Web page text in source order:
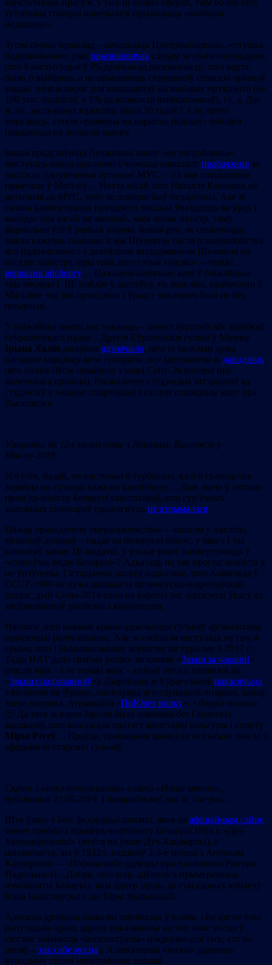
канстатаваць прагрэс у тых ці іншых сферах, тым болей што
тутэйшыя спікеры навучыліся прызнаваць «асобныя
недахопы».
Зусім свежы прыклад – начальніца Цэнтрвыбаркама, «птушка
паднявольная», ужо прызнаюшчая следам за сваім гаспадаром,
што Канстытуцыя ў РБ далёкая ад дасканаласці, што варта
было б выбіраць, а не прызначаць старшыняў сельскіх органаў
улады, знізіць парог для кандыдатаў на выбарах прэзідэнта (не
100 тыс. подпісаў, а 1% ад колькасці выбаршчыкаў), і г. д. Дзе
ж ты, заслужаная юрыстка, была 20 гадоў? Але, трэба
меркаваць, гэткія «размовы на карысць бедных» няблага
прадаюцца на знешнім рынку.
Іншая прадстаўніца Лукашэнкі нават «не пагрэбавала»
выступіць перад цыганамі з чымсьці накшталт прабачэння за
эксцэсы, дапушчаныя органамі МУС, – 23 мая спецыяльна
прыехала ў Магілёў… Нехта пісаў, што Наталля Качанава не
датычная да МУС, таму яе дэмарш быў недарэчны. Але ж
галава адміністрацыі прэзідэнта таксама ўваходзіць ва ўрад і
валодае там вагой не меншай, чым любы міністр, таму
фармальна ўсё ў рамках нормы. Іншая рэч, як стыкуюцца,
мякка кажучы, памылкі Ігара Шуневіча пасля (сама)забойства
яго падначаленага з далейшым знаходжаннем Шуневіча на
пасадзе міністра, пры тым, што гэтыя «касякі» – толькі
вяршыня айсбергу… Пажывем-пабачым: калі ў бліжэйшыя
тры месяцы І. Ш. пойдзе ў адстаўку, то, мажліва, прабачэнні ў
Магілёве «ад імя прэзідэнта і ўраду» насамрэч былі не без
шчырасці.
У бліжэйшы месяц нас чакаюць – замест еўрапейскіх заробкаў
і еўрапейскага права – Другія Еўрапейскія гульні ў Мінску.
Ірына Халіп дасціпна адзначыла, што іх талісман дужа
нагадвае карцінку-мем «упораты ліс» (аптымісты ж даводзяць,
што лісяня Лёсік прыйшло з казкі Сент-Экзюперы пра
маленькага прынца). Вызваленне студэнцкіх інтэрнатаў ад
студэнтаў у чаканні спартоўцаў і гасцей спарадзіла жарт пра
Выселясіка…
Упораты ліс (2-і злева) гуляе з Леніным; Выселясік у
Мінску-2019
Усё гэта, бадай, не настолькі б турбавала, калі б грамадства
зарабіла на гульнях важкую капейчыну… Дык яшчэ ў лютым
прэм’ер-міністр Беларусі канстатаваў, што сур’ёзных
замежных спонсараў прыцягнуць не атрымалася.
Цяжар правядзення «мерапрыемства» – коштам у дзясяткі
мільёнаў долараў – падае на беларускі бізнэс, у якога і так
клопатаў хапае. Ці выдаткі, у рэшце рэшт, канвертуюцца ў
«станоўчы імідж Беларусі»? Адказаць не так проста; асабіста я
не ўпэўнены. Гістарычны досвед падказвае, што Алімпіяда ў
СССР-1980 не дужа дапамагла брэжнеўска-андропаўскай
уладзе, дый Сочы-2014 адно на кароткі час адцягнулі ўвагу ад
злоўжыванняў расійскага кіраўніцтва.
Няблага, што кожнай краіне-удзельніцы гульняў арганізатары
прысвяцілі ролік-вітанне. Але ж собіла ім наступіць на тыя ж
граблі, што і Нацыянальнаму агенцтву па турызме ў 2017 г…
Тады НАТ дало свайму роліку загаловак «Звыш за чаканні»
(пасля маіх – і не толькі маіх – кпінаў летась памянялі на
«Звыш спадзяванняў»). Дырэкцыя ж Еўрагульняў накасячыла
з вітаннем на іўрыце, напісаўшы яго слушнымі літарамі, аднак
злева направа. Атрымаўся «ПрЮвет волку»: «Лэарсі молаш»
🙂 Да таго ж карта Ізраіля была паказана без Галанскіх
вышыняў, што выклікала пратэст міністаркі культуры і спорту
Міры Рэгеў… Праўда, бракаваная замануха неўзабаве знікла з
афіцыйнай старонкі гульняў.
Скрын з «інтэлектуальнага» сайта «Наше мнение»,
публікацыя 21.05.2019. І папярэджваў жа іх , і не раз...
Што ўзяць з Бел. федэрацыі шахмат, якая на афіцыйным сайце
мянуе срэбнага прызёра чэмпіянату Беларусі 1924 г. «Дуз-
Хотимировский» (меўся на ўвазе Дуз-Хацімірскі), а
шахматыста, які ў 1932 г. падзяліў 2-3-е месцы з Антонам
Касперскім, – «Подольский» (ідзецца пра палачаніна Рыгора
Падольнага)…Добра, што хоць даўмеліся прымеркаваць
чэмпіянаты Беларусі, якія цяпер ідуць, да стагадовых юбілеяў
Ісака Баляслаўскага ды Кіры Зварыкінай.
Адносна дробныя памылкі зліпаюцца ў камяк, і ён цягне ўніз
рэпутацыю краю, адразу паказваючы на тое, якое месца ў
сістэме займаюць «інтэлектуалы» (падказка для тых, хто не
дапяў – так сабе месца). А некаторыя «інтэлі» дадаюць
куродыму сваімі неразумнымі заявамі.